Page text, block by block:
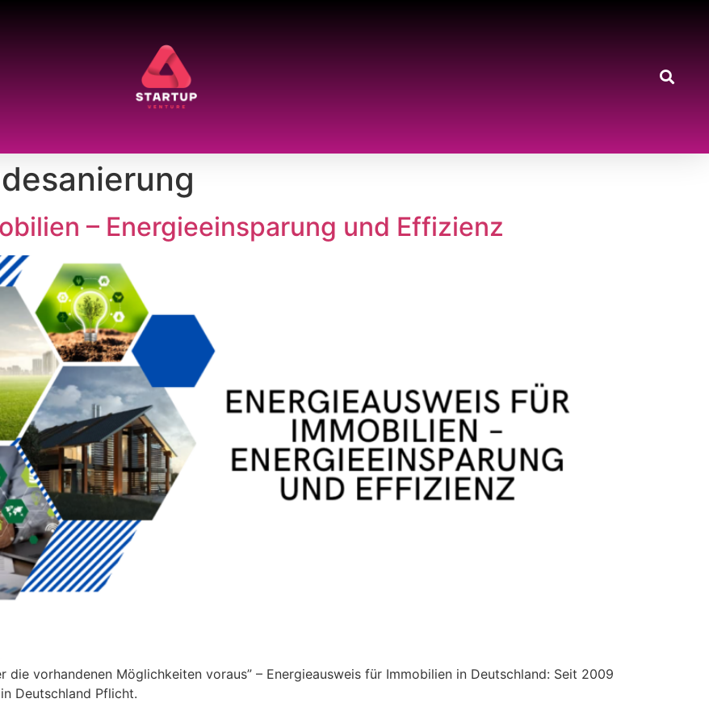
– Energieeinsparung und Effizienz
vorhandenen Möglichkeiten voraus” – Energieausweis für Immobilien in Deutschland: Seit 2009
Deutschland Pflicht.